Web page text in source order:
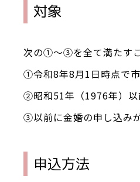
対象
次の①〜③を全て満たす
①令和8年8月1日時点で
②昭和51年（1976年）以
③以前に金婚の申し込み
申込方法